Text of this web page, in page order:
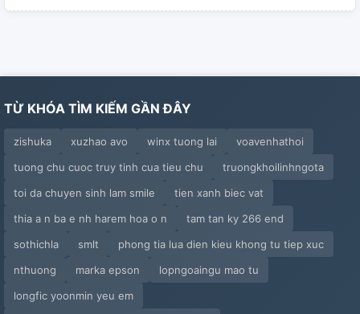
TỪ KHÓA TÌM KIẾM GẦN ĐÂY
zishuka xuzhao avo winx tuong lai
voavenhathoi
tuong chu cuoc truy tinh cua tieu chu
truongkhoilinhngota
toi da chuyen sinh lam smile
tien xanh biec vat
thia a n ba e nh harem hoa o n
tam tan ky 266 end
sothichla
smlt
phong tia lua dien kieu khong tu tiep xuc
nthuong
marka epson
lopngoaingu mao tu
longfic yoonmin yeu em